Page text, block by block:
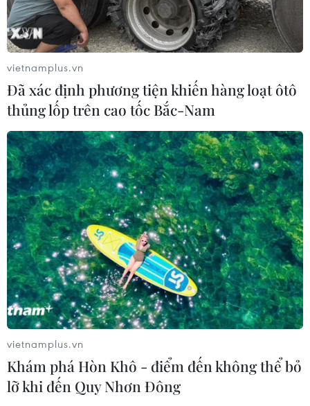
vietnamplus.vn
Đã xác định phương tiện khiến hàng loạt ôtô
thủng lốp trên cao tốc Bắc-Nam
vietnamplus.vn
Khám phá Hòn Khô - điểm đến không thể bỏ
lỡ khi đến Quy Nhơn Đông